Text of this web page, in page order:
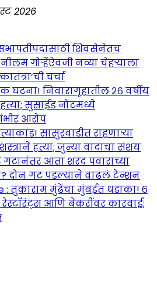
2026
शिवसेनेतच
गोऱ्हेंऐवजी नव्या चेहऱ्याला
चर्चा
घटना! निवारागृहातील २६ वर्षीय
सुसाईड नोटमध्ये
आरोप
सासुरवाडीत राहणाऱ्या
हत्या; जुन्या वादाचा संशय
गटानंतर आता शरद पवारांच्या
दोन गट पडल्याने वाढलं टेन्शन
: तुकाराम मुंढेंचा मुंबईत धडाका! ६
आणि बेकरींवर कारवाई;